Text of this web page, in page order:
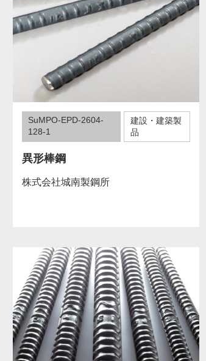
SuMPO-EPD-2604-
128-1
建設・建築製
品
異形棒鋼
株式会社城南製鋼所